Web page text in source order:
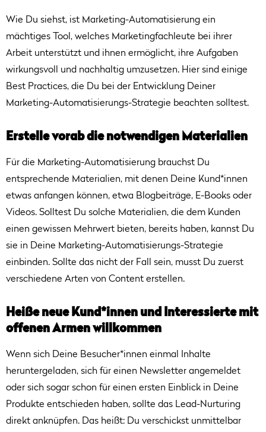
Wie Du siehst, ist Marketing-Automatisierung ein
mächtiges Tool, welches Marketingfachleute bei ihrer
Arbeit unterstützt und ihnen ermöglicht, ihre Aufgaben
wirkungsvoll und nachhaltig umzusetzen. Hier sind einige
Best Practices, die Du bei der Entwicklung Deiner
Marketing-Automatisierungs-Strategie beachten solltest.
Erstelle vorab die notwendigen Materialien
Für die Marketing-Automatisierung brauchst Du
entsprechende Materialien, mit denen Deine Kund*innen
etwas anfangen können, etwa Blogbeiträge, E-Books oder
Videos. Solltest Du solche Materialien, die dem Kunden
einen gewissen Mehrwert bieten, bereits haben, kannst Du
sie in Deine Marketing-Automatisierungs-Strategie
einbinden. Sollte das nicht der Fall sein, musst Du zuerst
verschiedene Arten von Content erstellen.
Heiße neue Kund*innen und Interessierte mit
offenen Armen willkommen
Wenn sich Deine Besucher*innen einmal Inhalte
heruntergeladen, sich für einen Newsletter angemeldet
oder sich sogar schon für einen ersten Einblick in Deine
Produkte entschieden haben, sollte das Lead-Nurturing
direkt anknüpfen. Das heißt: Du verschickst unmittelbar